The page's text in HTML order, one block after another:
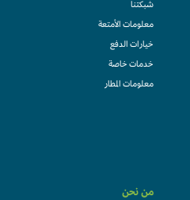
شبكتنا
معلومات الأمتعة
خيارات الدفع
خدمات خاصة
معلومات المطار
من نحن